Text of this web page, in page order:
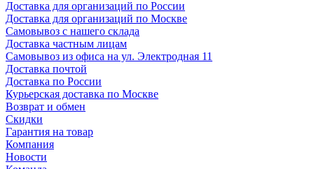
Доставка для организаций по России
Доставка для организаций по Москве
Самовывоз с нашего склада
Доставка частным лицам
Самовывоз из офиса на ул. Электродная 11
Доставка почтой
Доставка по России
Курьерская доставка по Москве
Возврат и обмен
Скидки
Гарантия на товар
Компания
Новости